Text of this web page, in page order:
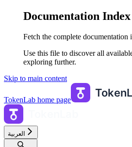
Documentation Index
Fetch the complete documentation
Use this file to discover all
exploring further.
Skip to main content
TokenLab home page
العربية